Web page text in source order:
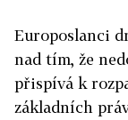
Europoslanci
nad tím, že
přispívá k
základních